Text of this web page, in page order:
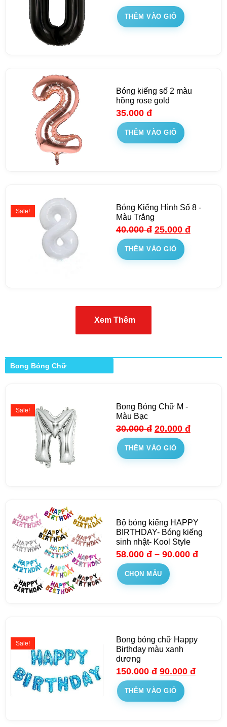
THÊM VÀO GIỎ
Bóng kiếng số 2 màu
hồng rose gold
35.000 đ
THÊM VÀO GIỎ
Sale!
Bóng Kiếng Hình Số 8 -
Màu Trắng
40.000đ 25.000 đ
THÊM VÀO GIỎ
Xem Thêm
Bong Bóng Chữ
Sale!
Bong Bóng Chữ M -
Màu Bạc
30.000đ 20.000 đ
THÊM VÀO GIỎ
Bộ bóng kiếng HAPPY
BIRTHDAY- Bóng kiếng
sinh nhật- Kool Style
58.000 đ– 90.000 đ
CHỌN MẪU
Sale!
Bong bóng chữ Happy
Birthday màu xanh
dương
150.000đ 90.000 đ
THÊM VÀO GIỎ